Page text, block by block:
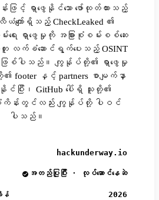
ြင့် ရှာဖွေနိုင်သော ဖော်ထုတ်ထားသည့်
ကျော်ရှိသည့် CheckLeaked ၏
ရေး ရှာဖွေမှုကို အခြားစုံစမ်းစစ်ဆေး
တူ လက်ခံဆောင်ရွက်ပေးသည့် OSINT
ြစ်ပါသည်။ ကျွန်ုပ်တို့၏ ရှာဖွေမှု
footer နှင့် partners စာမျက်နှာ
ပြီး၊ GitHub ပေါ်ရှိ သူတို့၏
မံကိန်းတွင်လည်း ကျွန်ုပ်တို့ ပါဝင်
ပါသည်။
hackunderway.io
အတည်ပြုပြီး · လုပ်ဆောင်နေဆဲ
န် 2026